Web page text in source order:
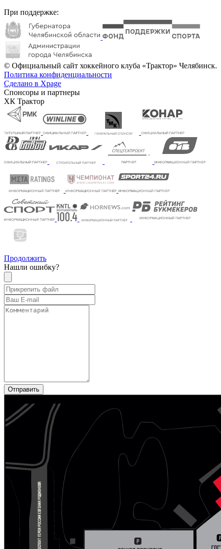
При поддержке:
© Официальный сайт хоккейного клуба «Трактор» Челябинск.
Политика конфиденциальности
Сделано в Xpage
Спонсоры и партнеры
ХК Трактор
Продолжить
Нашли ошибку?